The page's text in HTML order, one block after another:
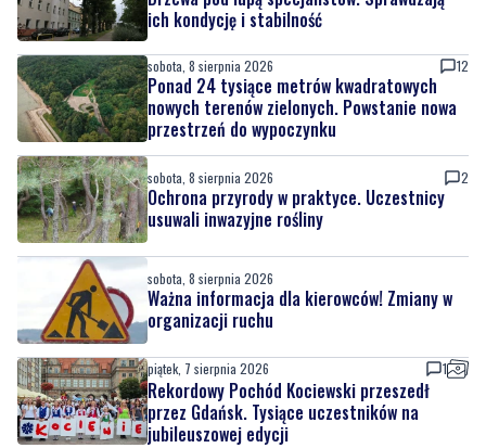
ich kondycję i stabilność
sobota, 8 sierpnia 2026 12
Ponad 24 tysiące metrów kwadratowych
nowych terenów zielonych. Powstanie nowa
przestrzeń do wypoczynku
sobota, 8 sierpnia 2026 2
Ochrona przyrody w praktyce. Uczestnicy
usuwali inwazyjne rośliny
sobota, 8 sierpnia 2026
Ważna informacja dla kierowców! Zmiany w
organizacji ruchu
piątek, 7 sierpnia 2026 1
Rekordowy Pochód Kociewski przeszedł
przez Gdańsk. Tysiące uczestników na
jubileuszowej edycji